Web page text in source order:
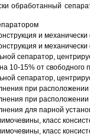
обработанный
и
и
сепаратор,
10-15% от свободного
сепаратор,
при
при
для парной
класс
класс